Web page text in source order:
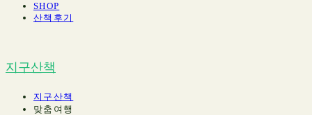
SHOP
산책후기
지구산책
지구산책
맞춤여행